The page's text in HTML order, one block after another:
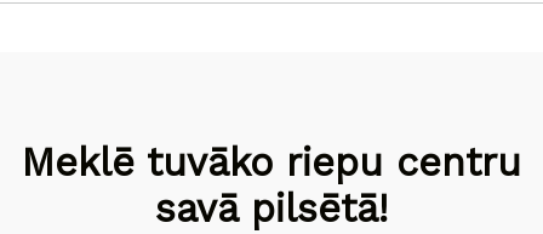
Meklē tuvāko riepu centru
savā pilsētā!